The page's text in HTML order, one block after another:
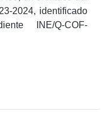
2024, identificado
INE/Q-COF-